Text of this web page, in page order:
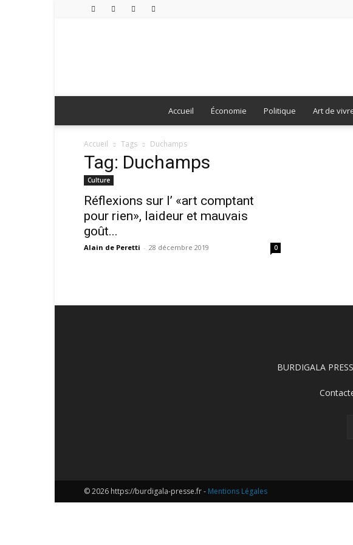
Accueil Économie Politique Art de
Accueil Tags Duchamps
Tag: Duchamps
Culture
Réflexions sur l’ «art comptant
pour rien», laideur et mauvais
goût...
Alain de Peretti - 28 décembre 2019 0
BURDIGALA
© 2026 https://burdigala-presse.fr - Mentions Légales